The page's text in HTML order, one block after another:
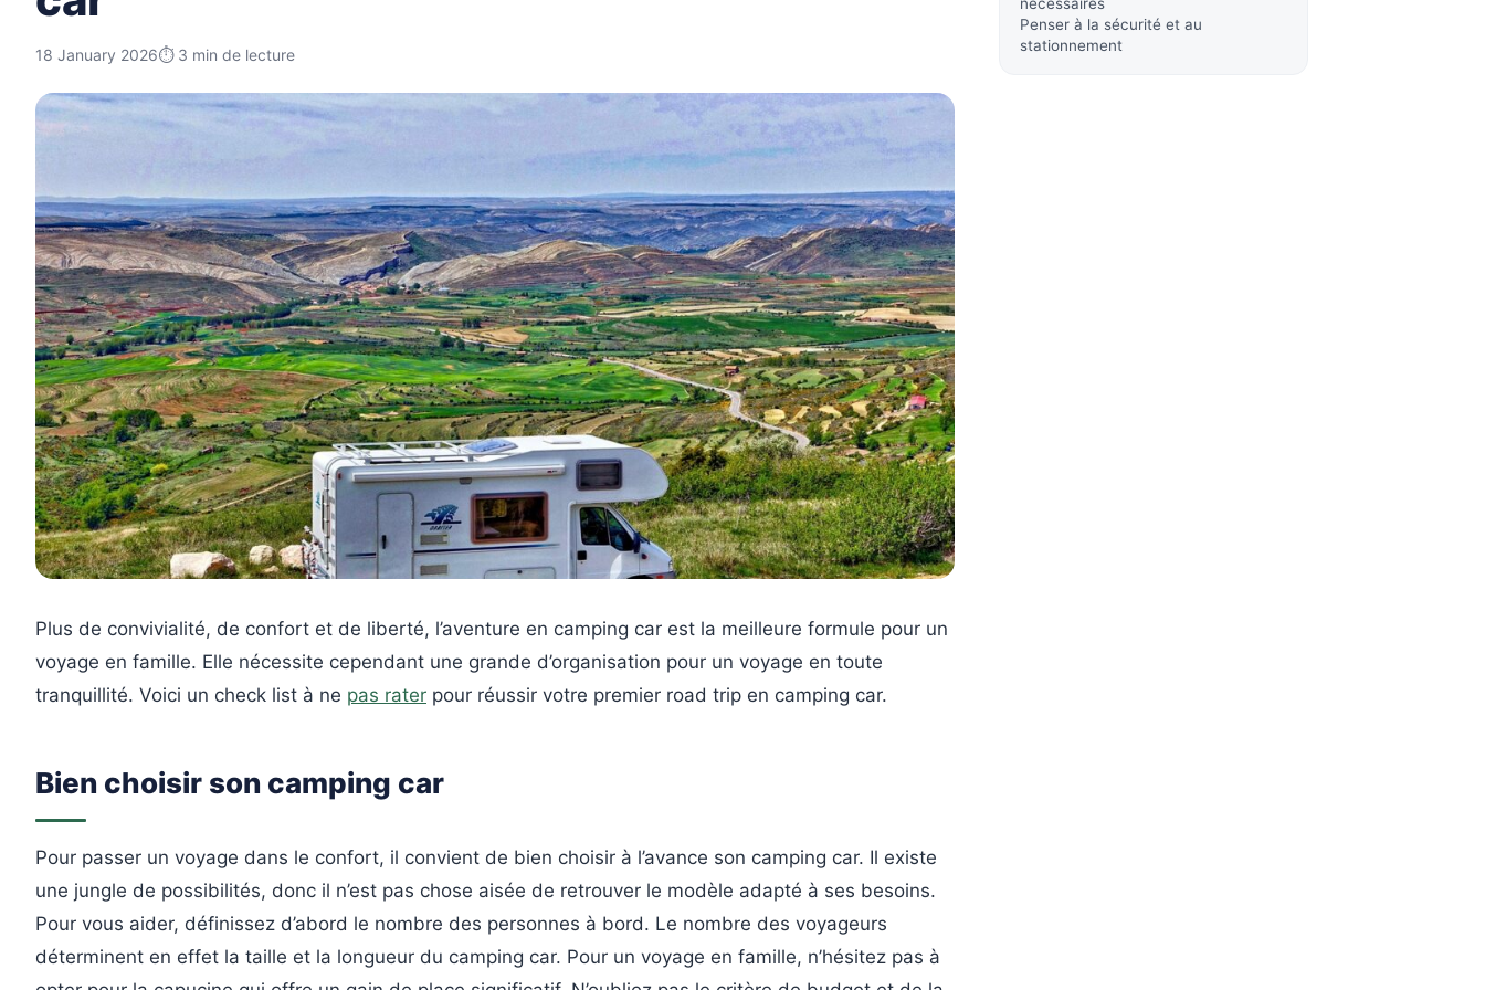
18 January 2026⏱ 3 min de lecture
Plus de convivialité, de confort et de liberté, l’aventure en camping car est la meilleure formule pour un
voyage en famille. Elle nécessite cependant une grande d’organisation pour un voyage en toute
tranquillité. Voici un check list à ne pas rater pour réussir votre premier road trip en camping car.
Bien choisir son camping car
Pour passer un voyage dans le confort, il convient de bien choisir à l’avance son camping car. Il existe
une jungle de possibilités, donc il n’est pas chose aisée de retrouver le modèle adapté à ses besoins.
Pour vous aider, définissez d’abord le nombre des personnes à bord. Le nombre des voyageurs
déterminent en effet la taille et la longueur du camping car. Pour un voyage en famille, n’hésitez pas à
Penser à la sécurité et au
stationnement